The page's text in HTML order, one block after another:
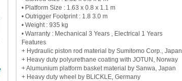
• Platform Size : 1.63 x 0.8 x 1.1 m
• Outrigger Footprint : 1.8 3.0 m
• Weight : 935 kg
• Warranty : Mechanical 3 Years , Electrical 1 Years
Features
+ Hydraulic piston rod material by Sumitomo Corp., Japan
+ Heavy duty polyurethane coating with JOTUN, Norway
+ Alumunium platform basket material by Sanwa, Japan
+ Heavy duty wheel by BLICKLE, Germany